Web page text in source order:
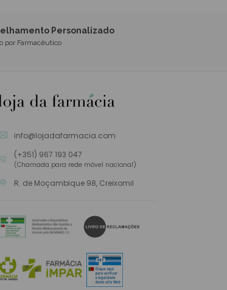
Personalizado
por Farmacêutico
info@lojadafarmacia.com
(+351) 967 193 047
(Chamada para rede móvel nacional)
R. de Moçambique 98, Creixomil